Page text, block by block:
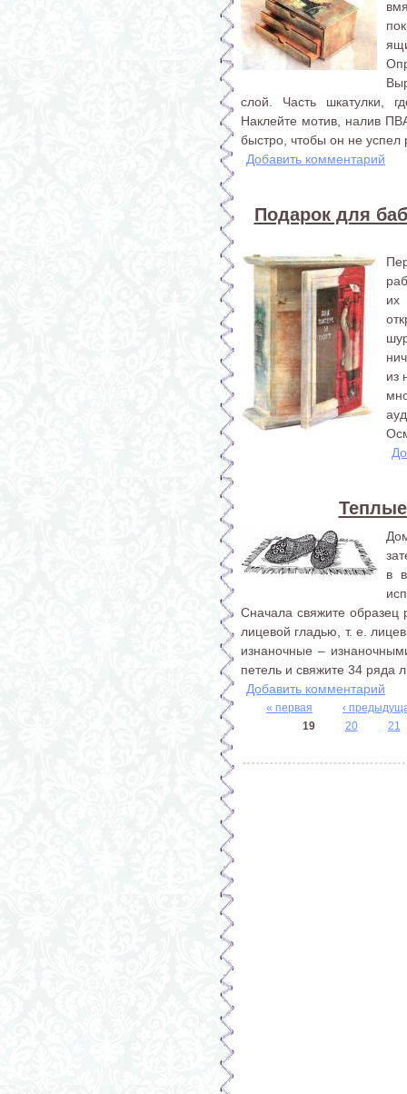
слой. Часть шкатулки,
Наклейте мотив, налив
быстро, чтобы он не успел
Добавить комментарий
Подарок для
их
из
в
Сначала свяжите
лицевой гладью, т. е.
изнаночные –
петель и свяжите 34 ряда
Добавить комментарий
« первая
‹
19
20 21